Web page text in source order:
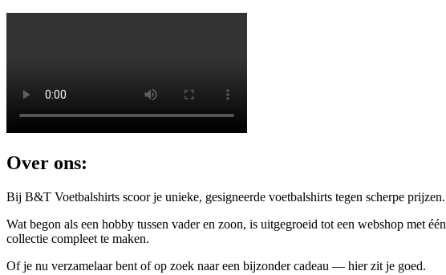
Over ons:
Bij B&T Voetbalshirts scoor je unieke, gesigneerde voetbalshirts tegen scherpe prijzen.
Wat begon als een hobby tussen vader en zoon, is uitgegroeid tot een webshop met
collectie compleet te maken.
Of je nu verzamelaar bent of op zoek naar een bijzonder cadeau — hier zit je goed.